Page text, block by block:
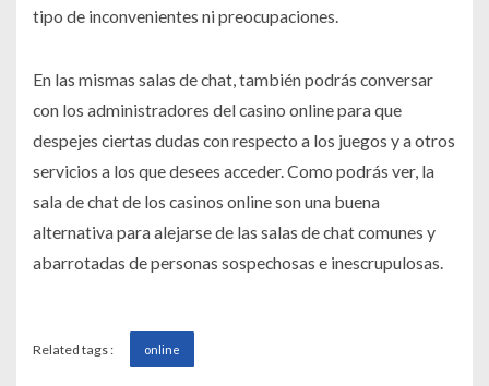
tipo de inconvenientes ni preocupaciones.
En las mismas salas de chat, también podrás conversar
con los administradores del casino online para que
despejes ciertas dudas con respecto a los juegos y a otros
servicios a los que desees acceder. Como podrás ver, la
sala de chat de los casinos online son una buena
alternativa para alejarse de las salas de chat comunes y
abarrotadas de personas sospechosas e inescrupulosas.
Related tags : online